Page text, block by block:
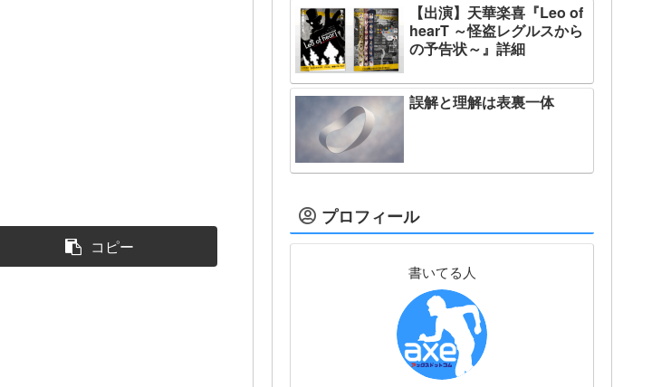
コピー
【出演】天華楽喜『Leo of
hearT ～怪盗レグルスから
の予告状～』詳細
誤解と理解は表裏一体
プロフィール
書いてる人